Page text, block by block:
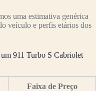
uma estimativa genérica
veículo e perfis etários dos
911 Turbo S Cabriolet
Faixa de Preço